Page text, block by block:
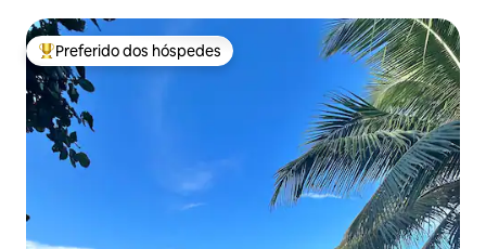
Entre os melhores preferidos dos hóspedes
Preferido dos hóspedes